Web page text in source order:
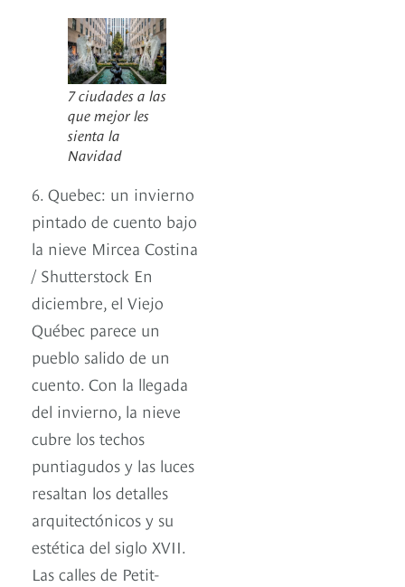
7 ciudades a las
que mejor les
sienta la
Navidad
6. Quebec: un invierno
pintado de cuento bajo
la nieve Mircea Costina
/ Shutterstock En
diciembre, el Viejo
Québec parece un
pueblo salido de un
cuento. Con la llegada
del invierno, la nieve
cubre los techos
puntiagudos y las luces
resaltan los detalles
arquitectónicos y su
estética del siglo XVII.
Las calles de Petit-